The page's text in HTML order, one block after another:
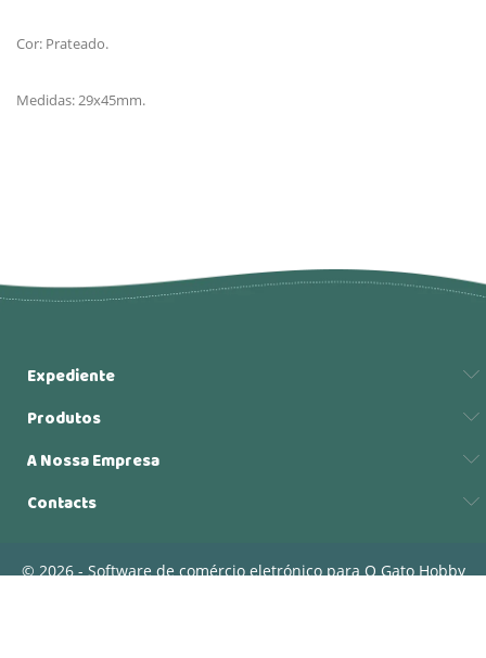
Cor: Prateado.
Medidas: 29x45mm.
Expediente
Produtos
A Nossa Empresa
Contacts
© 2026 - Software de comércio eletrónico para O Gato Hobby